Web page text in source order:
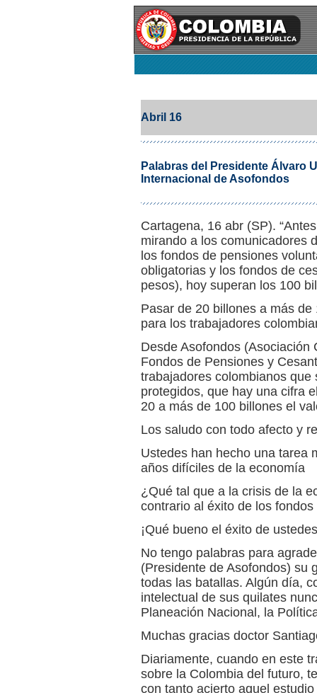
Abril 16
Palabras del Presidente Álvaro
Internacional de Asofondos
Cartagena, 16 abr (SP).
mirando a los comunicadores
los fondos de pensiones
obligatorias y los fondos de
pesos), hoy superan los 100
Pasar de 20 billones a más
para los trabajadores
Desde Asofondos (Asociación
Fondos de Pensiones y
trabajadores colombianos
protegidos, que hay una cifra
20 a más de 100 billones el
Los saludo con todo afecto y
Ustedes han hecho una tarea
años difíciles de la economía
¿Qué tal que a la crisis de la
contrario al éxito de los
¡Qué bueno el éxito de
No tengo palabras para
(Presidente de Asofondos) su
todas las batallas. Algún día,
intelectual de sus quilates
Planeación Nacional, la
Muchas gracias doctor
Diariamente, cuando en este
sobre la Colombia del futuro,
con tanto acierto aquel estudio